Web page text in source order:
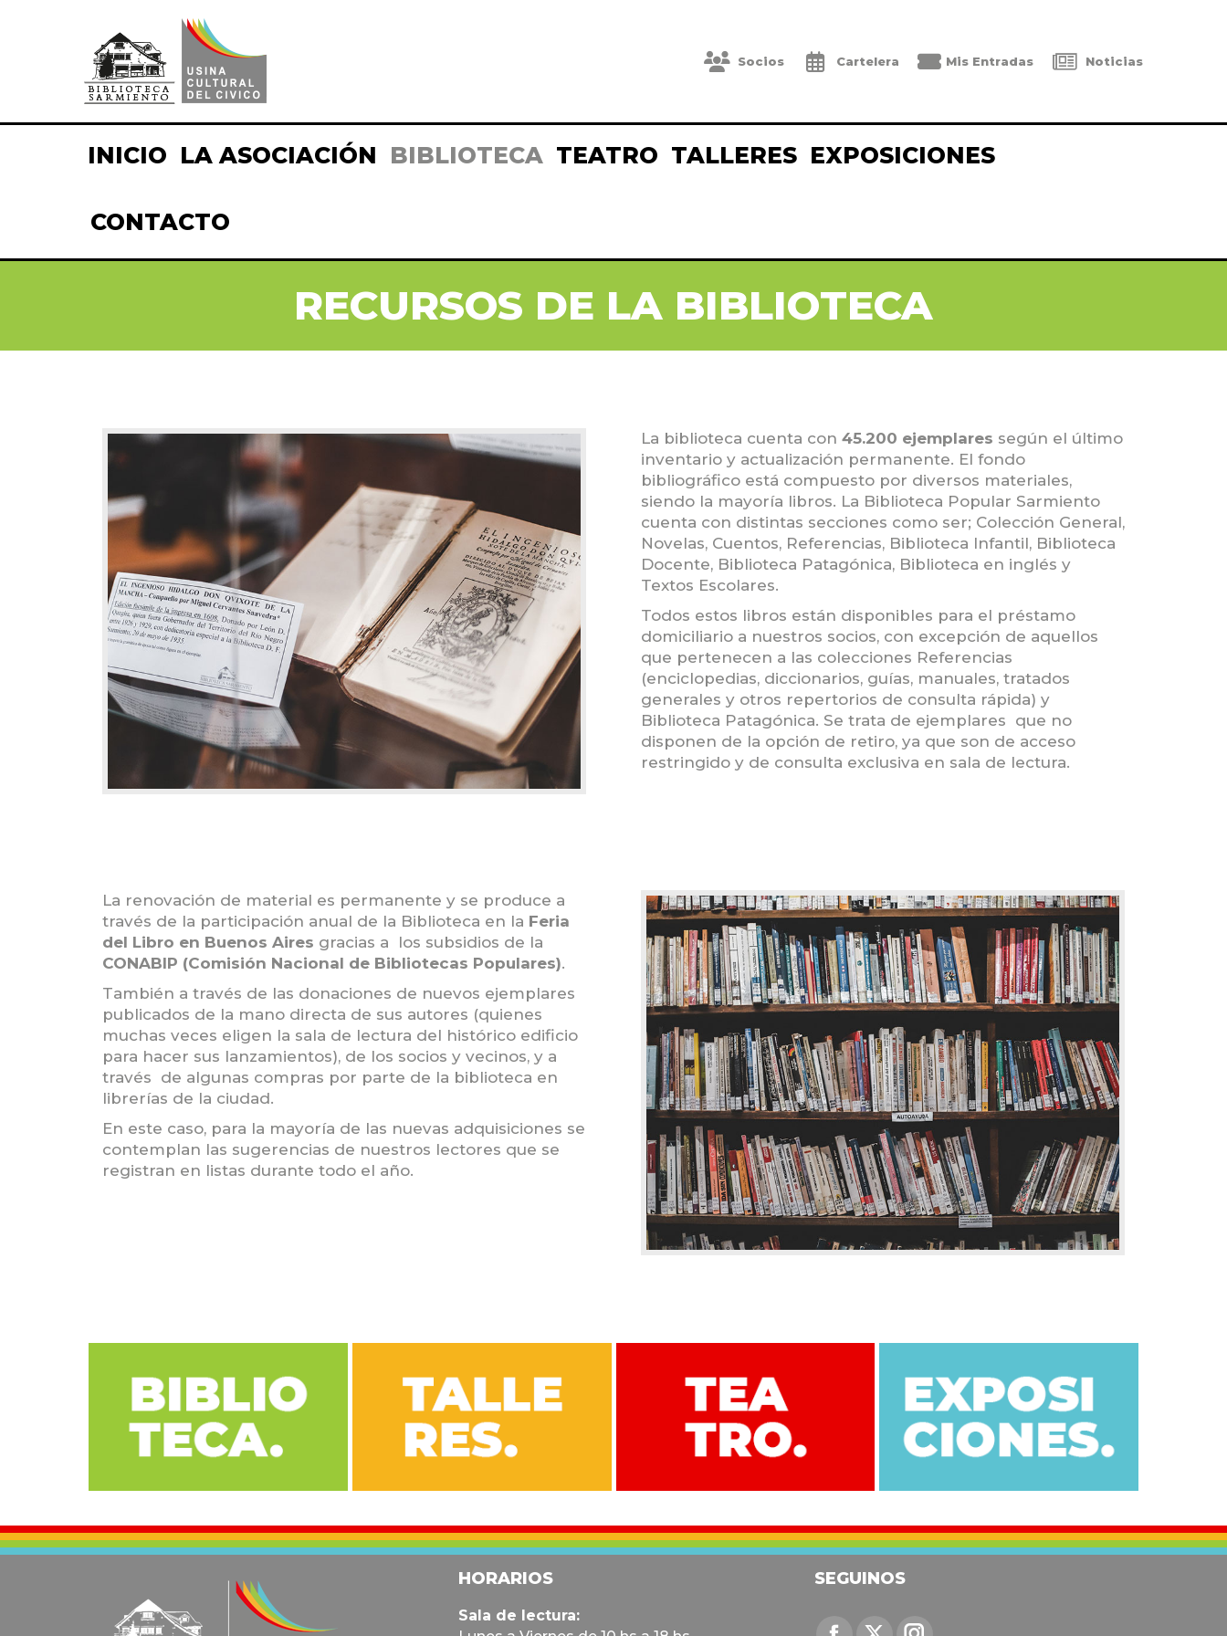
Socios Cartelera Mis Entradas Noticias
INICIO LA ASOCIACIÓN BIBLIOTECA TEATRO TALLERES EXPOSICIONES
CONTACTO
RECURSOS DE LA BIBLIOTECA
La biblioteca cuenta con 45.200 ejemplares según el último
inventario y actualización permanente. El fondo
bibliográfico está compuesto por diversos materiales,
siendo la mayoría libros. La Biblioteca Popular Sarmiento
cuenta con distintas secciones como ser; Colección General,
Novelas, Cuentos, Referencias, Biblioteca Infantil, Biblioteca
Docente, Biblioteca Patagónica, Biblioteca en inglés y
Textos Escolares.
Todos estos libros están disponibles para el préstamo
domiciliario a nuestros socios, con excepción de aquellos
que pertenecen a las colecciones Referencias
(enciclopedias, diccionarios, guías, manuales, tratados
generales y otros repertorios de consulta rápida) y
Biblioteca Patagónica. Se trata de ejemplares que no
disponen de la opción de retiro, ya que son de acceso
restringido y de consulta exclusiva en sala de lectura.
La renovación de material es permanente y se produce a
través de la participación anual de la Biblioteca en la Feria
del Libro en Buenos Aires gracias a los subsidios de la
CONABIP (Comisión Nacional de Bibliotecas Populares).
También a través de las donaciones de nuevos ejemplares
publicados de la mano directa de sus autores (quienes
muchas veces eligen la sala de lectura del histórico edificio
para hacer sus lanzamientos), de los socios y vecinos, y a
través de algunas compras por parte de la biblioteca en
librerías de la ciudad.
En este caso, para la mayoría de las nuevas adquisiciones se
contemplan las sugerencias de nuestros lectores que se
registran en listas durante todo el año.
HORARIOS
Sala de lectura:
SEGUINOS
Encuéntranos en: